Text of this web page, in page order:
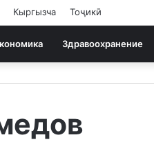
Кыргызча Тоҷикӣ
Здравоохранение